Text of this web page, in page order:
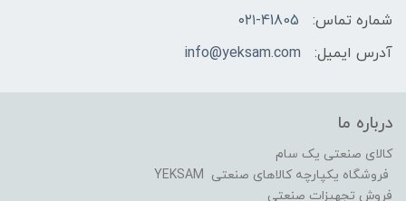
شماره تماس:
۰۲۱-41805
آدرس ایمیل:
info@yeksam.com
درباره ما
کالای صنعتی یک سام
فروشگاه یکپارچه کالاهای صنعتی YEKSAM
فروش تجهیزات صنعتی